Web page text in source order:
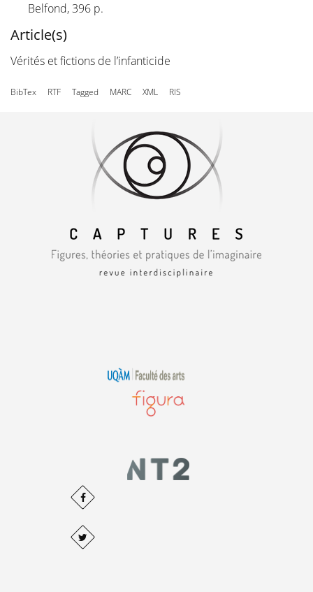
Belfond, 396 p.
Article(s)
Vérités et fictions de l’infanticide
BibTex RTF Tagged MARC XML RIS